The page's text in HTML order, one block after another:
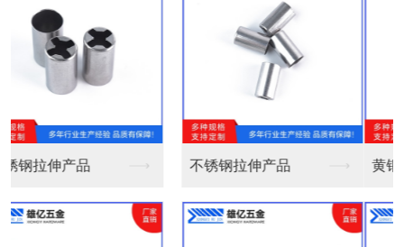
黄铜外壳镀镍不收口Φ... 黄铜外壳镀镍Φ6*2...